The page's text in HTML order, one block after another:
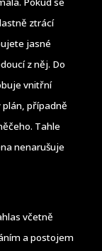
ztrácí
jasné
z něj. Do
vnitřní
plán, případně
Tahle
nenarušuje
včetně
a postojem